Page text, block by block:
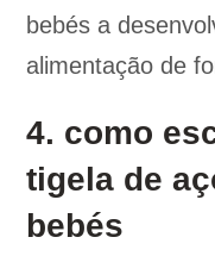
bebés a
alimentação de
4. como
tigela de
bebés